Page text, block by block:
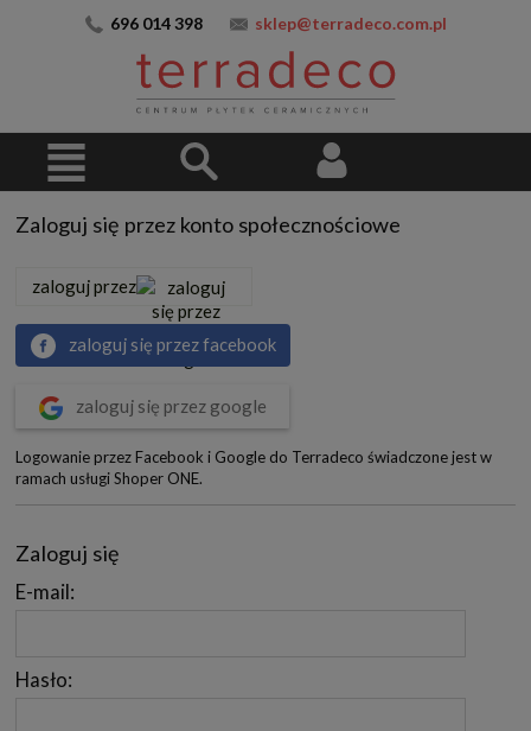
696 014 398 sklep@terradeco.com.pl
Zaloguj się przez konto społecznościowe
zaloguj przez
zaloguj się przez facebook
zaloguj się przez google
Logowanie przez Facebook i Google do Terradeco świadczone jest w
ramach usługi Shoper ONE.
Zaloguj się
E-mail:
Hasło: